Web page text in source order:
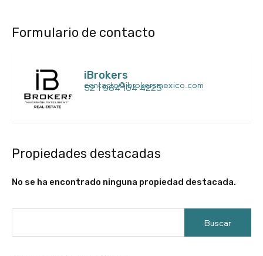
Formulario de contacto
iBrokers
contacto@ibrokersmexico.com
52 1 984 104 4223
Propiedades destacadas
No se ha encontrado ninguna propiedad destacada.